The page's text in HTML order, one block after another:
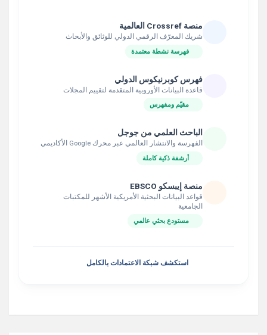
منصة Crossref العالمية
شريك المعرّف الرقمي الدولي للوثائق والأبحاث
فهرسة نشطة معتمدة
فهرس كوبرنيكوس الدولي
قاعدة البيانات الأوروبية المتقدمة لتقييم المجلات
مقيّم ومفهرس
الباحث العلمي من جوجل
الفهرسة والانتشار العالمي عبر محرك Google الأكاديمي
أرشفة ذكية كاملة
منصة إيبسكو EBSCO
قواعد البيانات البحثية الأمريكية الأشهر للمكتبات
الجامعية
مستودع بحثي عالمي
استكشف شبكة الاعتمادات بالكامل